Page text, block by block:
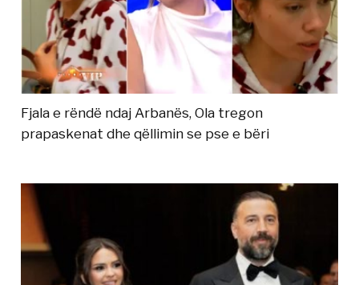
Fjala e rëndë ndaj Arbanës, Ola tregon
prapaskenat dhe qëllimin se pse e bëri